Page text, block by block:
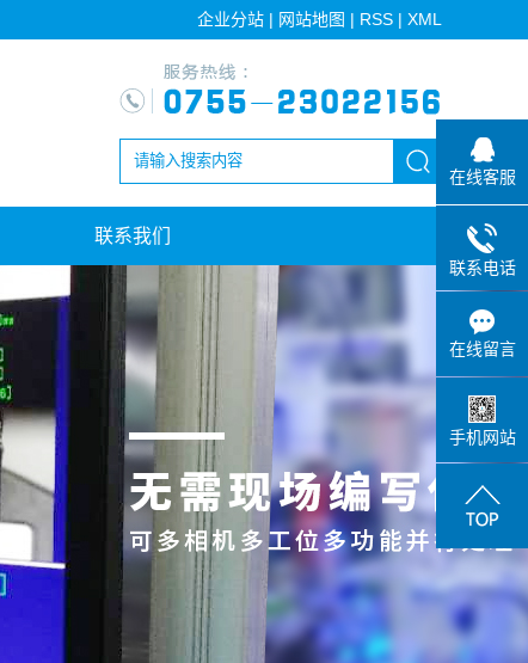
企业分站 | 网站地图 | RSS | XML
联系我们
在线客服
联系电话
在线留言
手机网站